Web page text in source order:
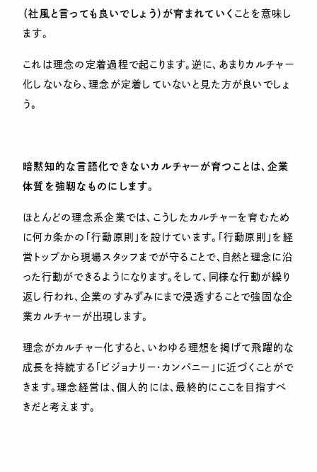
（社風と言っても良いでしょう）が育まれていく ことを意味し
ます。
これは理念の定着過程で起こります。逆に、あまりカルチャー
化しないなら、理念が定着していないと見た方が良いでしょ
う。
暗黙知的な言語化できないカルチャーが育つことは、企業
体質を強靭なものにします。
ほとんどの理念系企業では、こうしたカルチャーを育むため
に何カ条かの「行動原則」を設けています。「行動原則」を経
営トップから現場スタッフまでが守ることで、自然と理念に沿
った行動ができるようになります。そして、同様な行動が繰り
返し行われ、企業のすみずみにまで浸透することで強固な企
業カルチャーが出現します。
理念がカルチャー化すると、いわゆる理想を掲げて飛躍的な
成長を持続する「ビジョナリー・カンパニー」に近づくことがで
きます。理念経営は、個人的には、最終的にここを目指すべ
きだと考えます。